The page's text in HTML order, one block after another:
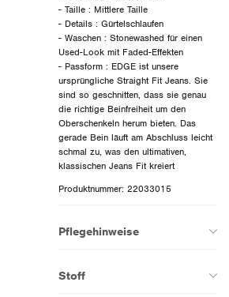
- Taille : Mittlere Taille
- Details : Gürtelschlaufen
- Waschen : Stonewashed für einen
Used-Look mit Faded-Effekten
- Passform : EDGE ist unsere
ursprüngliche Straight Fit Jeans. Sie
sind so geschnitten, dass sie genau
die richtige Beinfreiheit um den
Oberschenkeln herum bieten. Das
gerade Bein läuft am Abschluss leicht
schmal zu, was den ultimativen,
klassischen Jeans Fit kreiert
Produktnummer: 22033015
Pflegehinweise
Stoff